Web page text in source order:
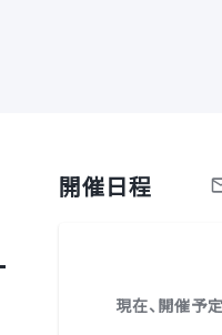
開催日程
現在、開催予